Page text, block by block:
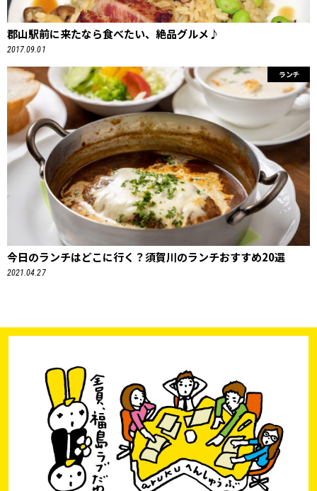
郡山駅前に来たなら食べたい、絶品グルメ♪
2017.09.01
ランチ
今日のランチはどこに行く？須賀川のランチおすすめ20選
2021.04.27